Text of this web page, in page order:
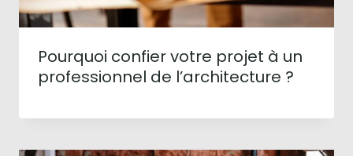
Pourquoi confier votre projet à un
professionnel de l’architecture ?